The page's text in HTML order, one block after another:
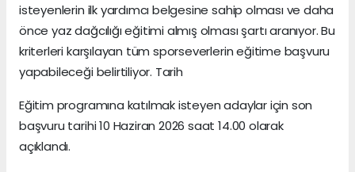
isteyenlerin ilk yardımcı belgesine sahip olması ve daha
önce yaz dağcılığı eğitimi almış olması şartı aranıyor. Bu
kriterleri karşılayan tüm sporseverlerin eğitime başvuru
yapabileceği belirtiliyor. Tarih
Eğitim programına katılmak isteyen adaylar için son
başvuru tarihi 10 Haziran 2026 saat 14.00 olarak
açıklandı.